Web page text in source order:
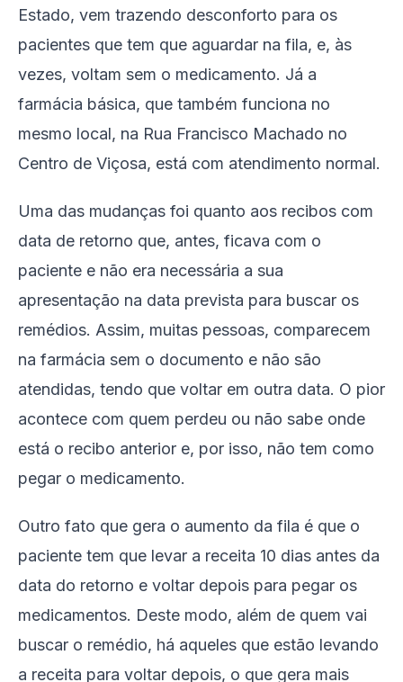
Estado, vem trazendo desconforto para os
pacientes que tem que aguardar na fila, e, às
vezes, voltam sem o medicamento. Já a
farmácia básica, que também funciona no
mesmo local, na Rua Francisco Machado no
Centro de Viçosa, está com atendimento normal.
Uma das mudanças foi quanto aos recibos com
data de retorno que, antes, ficava com o
paciente e não era necessária a sua
apresentação na data prevista para buscar os
remédios. Assim, muitas pessoas, comparecem
na farmácia sem o documento e não são
atendidas, tendo que voltar em outra data. O pior
acontece com quem perdeu ou não sabe onde
está o recibo anterior e, por isso, não tem como
pegar o medicamento.
Outro fato que gera o aumento da fila é que o
paciente tem que levar a receita 10 dias antes da
data do retorno e voltar depois para pegar os
medicamentos. Deste modo, além de quem vai
buscar o remédio, há aqueles que estão levando
a receita para voltar depois, o que gera mais